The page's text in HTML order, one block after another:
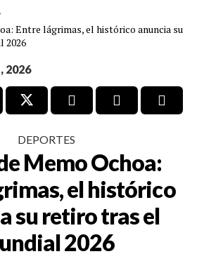
Entre lágrimas, el histórico anuncia su
2026
2026
DEPORTES
Memo Ochoa:
el histórico
su retiro tras el
2026